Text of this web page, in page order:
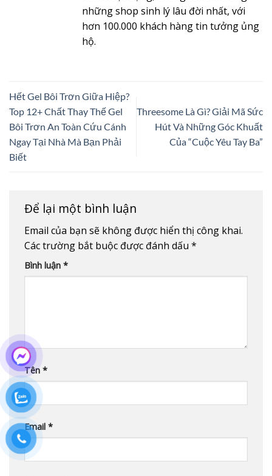
những shop sinh lý lâu đời nhất, với
hơn 100.000 khách hàng tin tưởng ủng
hộ.
Hết Gel Bôi Trơn Giữa Hiệp?
Top 12+ Chất Thay Thế Gel
Bôi Trơn An Toàn Cứu Cánh
Ngay Tại Nhà Mà Bạn Phải
Biết
Threesome Là Gì? Giải Mã Sức
Hút Và Những Góc Khuất
Của “Cuộc Yêu Tay Ba”
Để lại một bình luận
Email của bạn sẽ không được hiển thị công khai.
Các trường bắt buộc được đánh dấu *
Bình luận *
Tên *
Email *